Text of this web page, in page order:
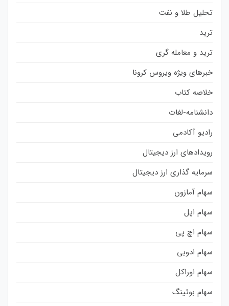
تحلیل طلا و نفت
ترید
ترید و معامله گری
خبرهای ویژه ویروس کرونا
خلاصه کتاب
دانشنامه-لغات
رادیو آکادمی
رویدادهای ارز دیجیتال
سرمایه گذاری ارز دیجیتال
سهام آمازون
سهام اپل
سهام اچ پی
سهام ادوبی
سهام اوراکل
سهام بوئینگ